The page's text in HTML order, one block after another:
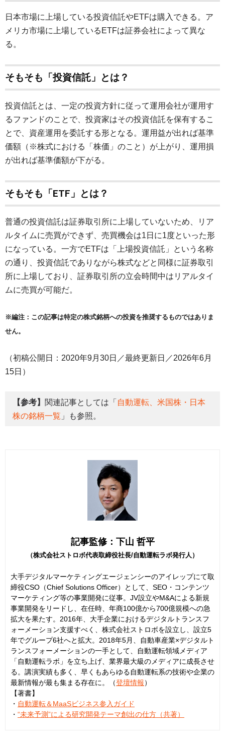
日本市場に上場している投資信託やETFは購入できる。ア
メリカ市場に上場しているETFは証券会社によって異な
る。
そもそも「投資信託」とは？
投資信託とは、一定の投資方針に従って運用会社が運用す
るファンドのことで、投資家はその投資信託を保有するこ
とで、資産運用を委託する形となる。運用益が出れば基準
価額（※株式における「株価」のこと）が上がり、運用損
が出れば基準価額が下がる。
そもそも「ETF」とは？
普通の投資信託は証券取引所に上場していないため、リア
ルタイムに売買ができず、売買機会は1日に1度といった形
になっている。一方でETFは「上場投資信託」という名称
の通り、投資信託でありながら株式などと同様に証券取引
所に上場しており、証券取引所の立会時間中はリアルタイ
ムに売買が可能だ。
※編注：この記事は特定の株式銘柄への投資を推奨するものではありま
せん。
（初稿公開日：2020年9月30日／最終更新日／2026年6月
15日）
【参考】 関連記事としては「 自動運転、米国株・日本
株の銘柄一覧 」も参照。
記事監修：下山 哲平
（株式会社ストロボ代表取締役社長/自動運転ラボ発行人）
大手デジタルマーケティングエージェンシーのアイレップにて取
締役CSO（Chief Solutions Officer）として、SEO・コンテンツ
マーケティング等の事業開発に従事。JV設立やM&Aによる新規
事業開発をリードし、在任時、年商100億から700億規模への急
拡大を果たす。2016年、大手企業におけるデジタルトランスフ
ォーメーション支援すべく、株式会社ストロボを設立し、設立5
年でグループ6社へと拡大。2018年5月、自動車産業×デジタルト
ランスフォーメーションの一手として、自動運転領域メディア
「自動運転ラボ」を立ち上げ、業界最大級のメディアに成長させ
る。講演実績も多く、早くもあらゆる自動運転系の技術や企業の
最新情報が最も集まる存在に。（登壇情報）
【著書】
・ 自動運転＆MaaSビジネス参入ガイド
・ “未来予測”による研究開発テーマ創出の仕方（共著）